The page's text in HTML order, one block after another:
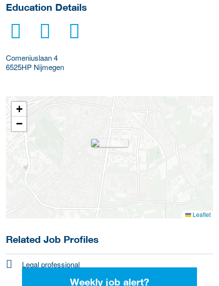
Education Details
Comeniuslaan 4
6525HP Nijmegen
+
−
Leaflet
Related Job Profiles
Legal professional
Weekly job alert?